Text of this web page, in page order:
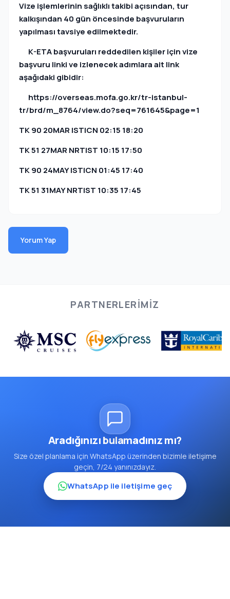
Vize işlemlerinin sağlıklı takibi açısından, tur
kalkışından 40 gün öncesinde başvuruların
yapılması tavsiye edilmektedir.
K-ETA başvuruları reddedilen kişiler için vize
başvuru linki ve izlenecek adımlara ait link
aşağıdaki gibidir:
https://overseas.mofa.go.kr/tr-istanbul-
tr/brd/m_8764/view.do?seq=761645&page=1
TK 90 20MAR ISTICN 02:15 18:20
TK 51 27MAR NRTIST 10:15 17:50
TK 90 24MAY ISTICN 01:45 17:40
TK 51 31MAY NRTIST 10:35 17:45
Yorum Yap
PARTNERLERIMIZ
Aradığınızı bulamadınız mı?
Size özel planlama için WhatsApp üzerinden bizimle iletişime
geçin, 7/24 yanınızdayız.
WhatsApp ile iletişime geç